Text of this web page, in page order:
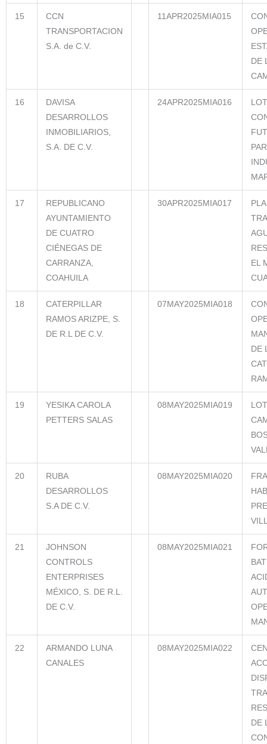
15
CCN
TRANSPORTACION
S.A. de C.V.
11APR2025MIA015
DE
16
DAVISA
DESARROLLOS
INMOBILIARIOS,
S.A. DE C.V.
24APR2025MIA016
17
REPUBLICANO
AYUNTAMIENTO
DE CUATRO
CIÉNEGAS DE
CARRANZA,
COAHUILA
30APR2025MIA017
EL
18
CATERPILLAR
RAMOS ARIZPE, S.
DE R.L DE C.V.
07MAY2025MIA018
DE
19
YESIKA CAROLA
PETTERS SALAS
08MAY2025MIA019
20
RUBA
DESARROLLOS
S.A DE C.V.
08MAY2025MIA020
21
JOHNSON
CONTROLS
ENTERPRISES
MÉXICO, S. DE R.L.
DE C.V.
08MAY2025MIA021
22
ARMANDO LUNA
CANALES
08MAY2025MIA022
DE